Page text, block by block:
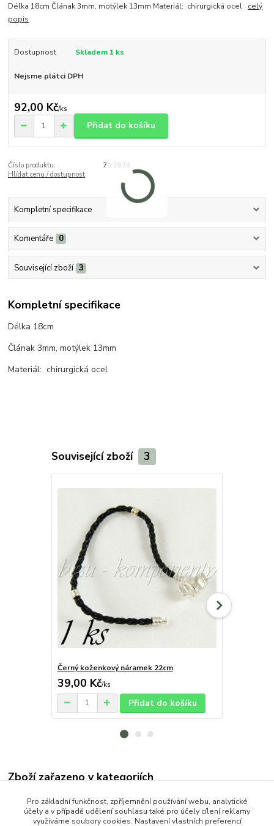
Délka 18cm Člának 3mm, motýlek 13mm Materiál: chirurgická ocel celý
popis
Dostupnost Skladem 1 ks
Nejsme plátci DPH
92,00 Kč/ks
Přidat do košíku
Číslo produktu:
70 2028
Hlídat cenu / dostupnost
Kompletní specifikace
Komentáře 0
Související zboží 3
Kompletní specifikace
Délka 18cm
Člának 3mm, motýlek 13mm
Materiál: chirurgická ocel
Související zboží 3
Černý koženkový náramek 22cm
39,00 Kč/ks
Přidat do košíku
Zboží zařazeno v kategoriích
OCEL (Stainless Steel)
Náramky
Pro základní funkčnost, zpříjemnění používání webu, analytické
účely a v případě udělení souhlasu také pro účely cílení reklamy
využíváme soubory cookies. Nastavení vlastních preferencí